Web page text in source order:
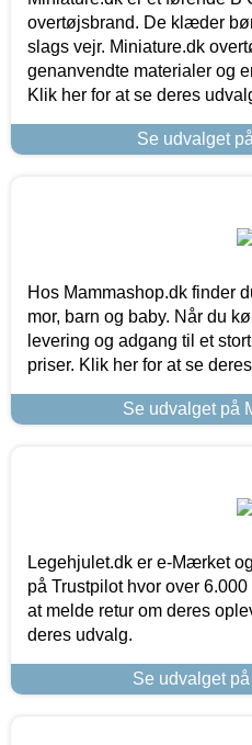
overtøjsbrand. De klæder
slags vejr. Miniature.dk
genanvendte materialer og
Klik her for at se deres
Se udvalget
Hos Mammashop.dk finder
mor, barn og baby. Når du
levering og adgang til et
priser. Klik her for at se
Se udvalget på
Legehjulet.dk er e-Mærket
på Trustpilot hvor over
at melde retur om deres
deres udvalg.
Se udvalget